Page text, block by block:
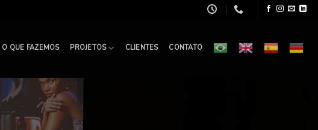
O QUE FAZEMOS PROJETOS CLIENTES CONTATO